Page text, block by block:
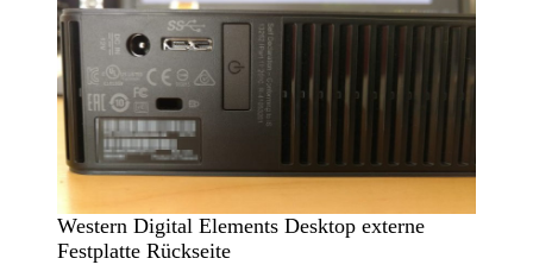
Western Digital Elements Desktop externe
Festplatte Rückseite